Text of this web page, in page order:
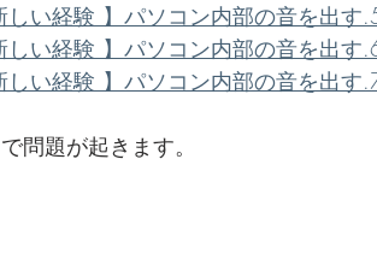
しい経験 】パソコン内部の音を出
しい経験 】パソコン内部の音を出
しい経験 】パソコン内部の音を出
問題が起きます。